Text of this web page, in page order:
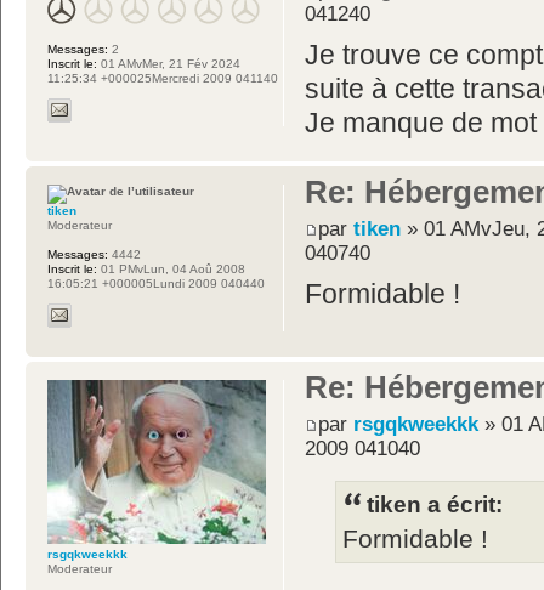
041240
Je trouve ce
suite à cette
Je manque de
Messages: 2
Inscrit le: 01 AMvMer, 21 Fév 2024
11:25:34 +000025Mercredi 2009 041140
Re:
partiken » 01 AMvJeu,
040740
Formidable !
tiken
Moderateur
Messages: 4442
Inscrit le: 01 PMvLun, 04 Aoû 2008
16:05:21 +000005Lundi 2009 040440
Re:
par rsgqkweekkk » 01
2009 041040
tiken a écrit:
Formidable !
rsgqkweekkk
Moderateur